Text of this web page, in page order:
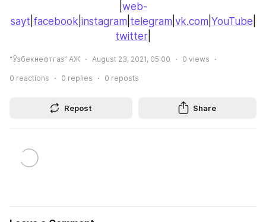
web-
sayt facebook instagram telegram vk.com YouTube
twitter
“Ўзбекнефтгаз” АЖ August 23, 2021, 05:00 0 views
0 reactions 0 replies 0 reposts
Repost Share